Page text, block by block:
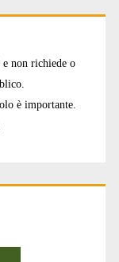
non richiede o
è importante.